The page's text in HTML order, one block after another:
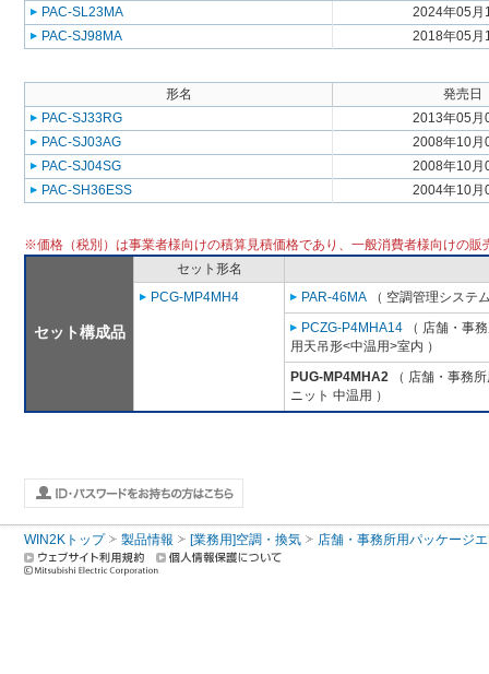
PAC-SL23MA
2024年05月
PAC-SJ98MA
2018年05月
形名
発売日
PAC-SJ33RG
2013年05月
PAC-SJ03AG
2008年10月
PAC-SJ04SG
2008年10月
PAC-SH36ESS
2004年10月
※価格（税別）は事業者様向けの積算見積価格であり、一般消費者様向けの販
セット構成品
セット形名
PCG-MP4MH4
PAR-46MA （ 空調管理システ
PCZG-P4MHA14 （ 店舗・事
用天吊形<中温用>室内 ）
PUG-MP4MHA2 （ 店舗・事務
ニット 中温用 ）
WIN2Kトップ 製品情報 [業務用]空調・換気 店舗・事務所用パッケージ